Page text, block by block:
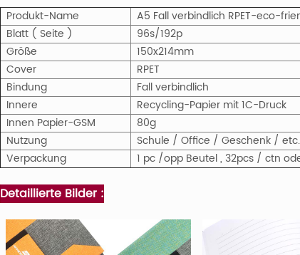
Produkt-Name
A5 Fall verbindlich RPET-eco-
Blatt ( Seite )
96s/192p
Größe
150x214mm
Cover
RPET
Bindung
Fall verbindlich
Innere
Recycling-Papier mit 1C-Druck
Innen Papier-GSM
80g
Nutzung
Schule / Office / Geschenk / etc.
Verpackung
1 pc /opp Beutel , 32pcs / ctn
Detaillierte Bilder :